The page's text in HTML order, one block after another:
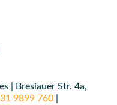
| Breslauer Str. 4a,
9899 760|